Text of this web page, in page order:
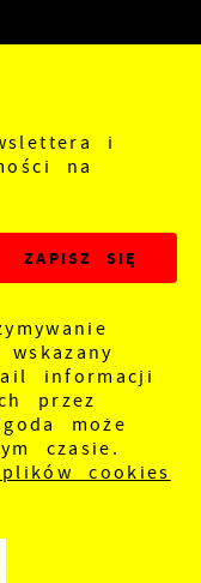
i
na
informacji
przez
może
czasie.
cookies